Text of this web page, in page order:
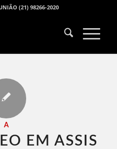
(21) 98266-2020
A
EM ASSIS​